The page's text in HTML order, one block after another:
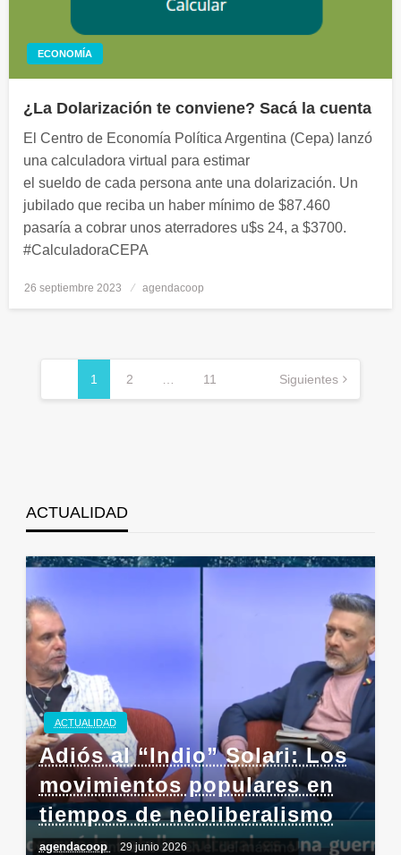
ECONOMÍA
¿La Dolarización te conviene? Sacá la cuenta
El Centro de Economía Política Argentina (Cepa) lanzó
una calculadora virtual para estimar
el sueldo de cada persona ante una dolarización. Un
jubilado que reciba un haber mínimo de $87.460
pasaría a cobrar unos aterradores u$s 24, a $3700.
#CalculadoraCEPA
Publicado
26 septiembre 2023 agendacoop
Navegación
1 2 11 Siguientes
ACTUALIDAD
ACTUALIDAD
Adiós al “Indio” Solari: Los
movimientos populares en
tiempos de neoliberalismo
agendacoop 29 junio 2026